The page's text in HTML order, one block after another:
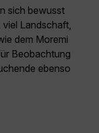
sich bewusst
viel Landschaft,
dem Moremi
Beobachtung
ebenso